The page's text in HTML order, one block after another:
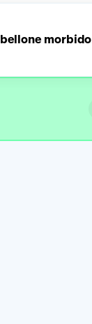
morbido